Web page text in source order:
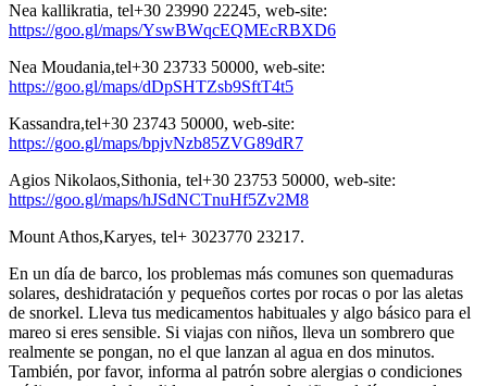
Nea kallikratia, tel+30 23990 22245, web-site:
https://goo.gl/maps/YswBWqcEQMEcRBXD6
Nea Moudania,tel+30 23733 50000, web-site:
https://goo.gl/maps/dDpSHTZsb9SftT4t5
Kassandra,tel+30 23743 50000, web-site:
https://goo.gl/maps/bpjvNzb85ZVG89dR7
Agios Nikolaos,Sithonia, tel+30 23753 50000, web-site:
https://goo.gl/maps/hJSdNCTnuHf5Zv2M8
Mount Athos,Karyes, tel+ 3023770 23217.
En un día de barco, los problemas más comunes son quemaduras
solares, deshidratación y pequeños cortes por rocas o por las aletas
de snorkel. Lleva tus medicamentos habituales y algo básico para el
mareo si eres sensible. Si viajas con niños, lleva un sombrero que
realmente se pongan, no el que lanzan al agua en dos minutos.
También, por favor, informa al patrón sobre alergias o condiciones